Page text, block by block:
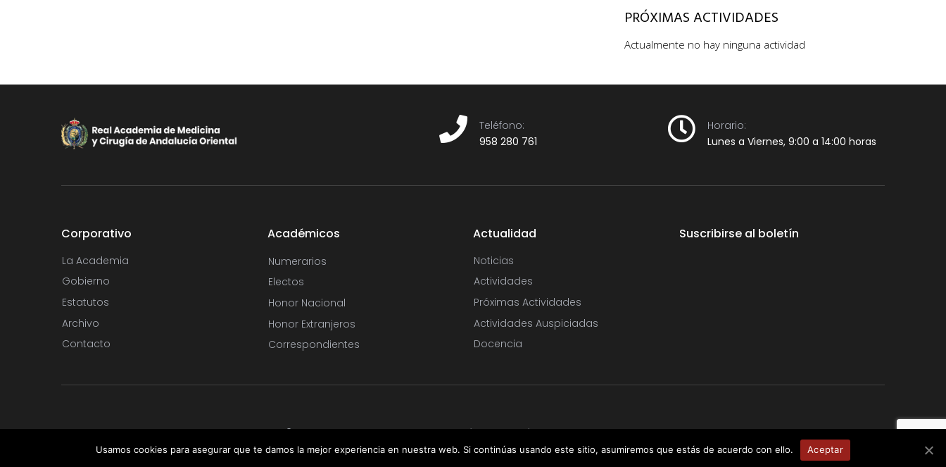
PRÓXIMAS ACTIVIDADES
Actualmente no hay ninguna actividad
Teléfono:​
958 280 761
Horario:
Lunes a Viernes, 9:00 a 14:00 horas
Corporativo
La Academia
Gobierno
Estatutos
Archivo
Contacto
Académicos
Numerarios
Electos
Honor Nacional
Honor Extranjeros
Correspondientes
Actualidad
Noticias
Actividades
Próximas Actividades
Actividades Auspiciadas
Docencia
Suscribirse al boletín
Copyright © 2020. Real Academia de Medicina y Cirugía de Andalucía Oriental. Todos los derechos reservados
Aviso Legal| Política de Cookies
Usamos cookies para asegurar que te damos la mejor experiencia en nuestra web. Si continúas usando este sitio, asumiremos que estás de acuerdo con ello. Aceptar